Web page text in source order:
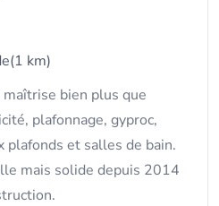
(1 km)
bien plus que
plafonnage, gyproc,
et salles de bain.
mais solide depuis 2014